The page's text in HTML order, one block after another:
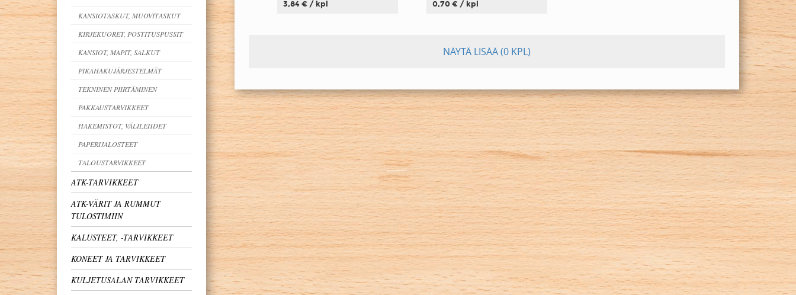
KANSIOTASKUT, MUOVITASKUT
KIRJEKUORET, POSTITUSPUSSIT
KANSIOT, MAPIT, SALKUT
PIKAHAKUJÄRJESTELMÄT
TEKNINEN PIIRTÄMINEN
PAKKAUSTARVIKKEET
HAKEMISTOT, VÄLILEHDET
PAPERIJALOSTEET
TALOUSTARVIKKEET
ATK-TARVIKKEET
ATK-VÄRIT JA RUMMUT
TULOSTIMIIN
KALUSTEET, -TARVIKKEET
KONEET JA TARVIKKEET
KULJETUSALAN TARVIKKEET
3,84 € / kpl 0,70 € / kpl
NÄYTÄ LISÄÄ(0 KPL)